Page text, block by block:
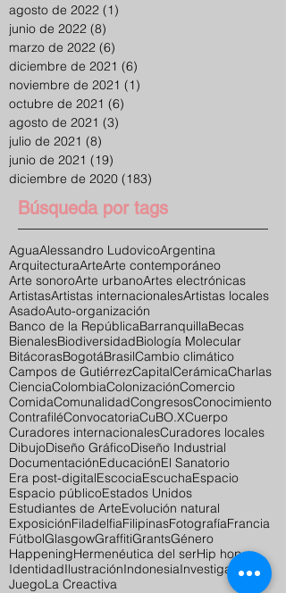
agosto de 2022 (1)
junio de 2022 (8)
marzo de 2022 (6)
diciembre de 2021 (6)
noviembre de 2021 (1)
octubre de 2021 (6)
agosto de 2021 (3)
julio de 2021 (8)
junio de 2021 (19)
diciembre de 2020 (183)
Búsqueda por tags
AguaAlessandro LudovicoArgentina
ArquitecturaArteArte contemporáneo
Arte sonoroArte urbanoArtes electrónicas
ArtistasArtistas internacionalesArtistas locales
AsadoAuto-organización
Banco de la RepúblicaBarranquillaBecas
BienalesBiodiversidadBiología Molecular
BitácorasBogotáBrasilCambio climático
Campos de GutiérrezCapitalCerámicaCharlas
CienciaColombiaColonizaciónComercio
ComidaComunalidadCongresosConocimiento
ContrafiléConvocatoriaCuBO.XCuerpo
Curadores internacionalesCuradores locales
DibujoDiseño GráficoDiseño Industrial
DocumentaciónEducaciónEl Sanatorio
Era post-digitalEscociaEscuchaEspacio
Espacio públicoEstados Unidos
Estudiantes de ArteEvolución natural
ExposiciónFiladelfiaFilipinasFotografíaFrancia
FútbolGlasgowGraffitiGrantsGénero
HappeningHermenéutica del serHip hop
IdentidadIlustraciónIndonesiaInvestigación
JuegoLa Creactiva